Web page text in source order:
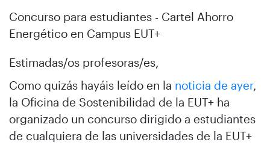
Concurso para estudiantes - Cartel Ahorro
Energético en Campus EUT+
Estimadas/os profesoras/es,
Como quizás hayáis leído en la noticia de ayer,
la Oficina de Sostenibilidad de la EUT+ ha
organizado un concurso dirigido a estudiantes
de cualquiera de las universidades de la EUT+